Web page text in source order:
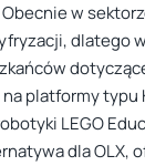
w
dlatego
platformy typu
LEGO
dla OLX,